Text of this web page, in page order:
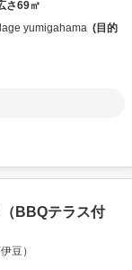
さ69㎡
yumigahama
目的
BBQテラス付
豆）